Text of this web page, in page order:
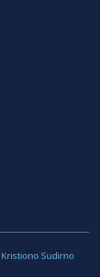
Kristiono Sudirno